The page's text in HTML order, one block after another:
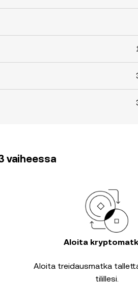
vaiheessa
Aloita
Aloita treidausmatka
tilillesi.